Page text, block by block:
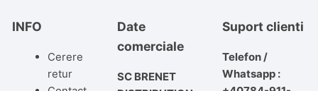
INFO
Cerere
retur
Date
comerciale
SC BRENET
Suport clienti
Telefon /
Whatsapp :